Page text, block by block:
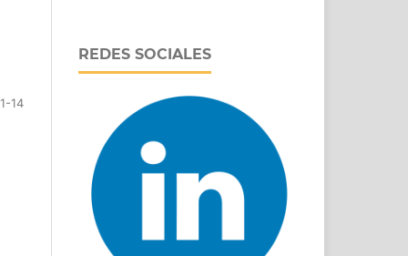
14
REDES SOCIALES